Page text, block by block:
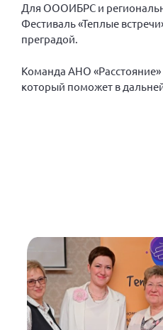
Для ОООИБРС и
Фестиваль «Теплые
преградой.
Команда АНО
который поможет в